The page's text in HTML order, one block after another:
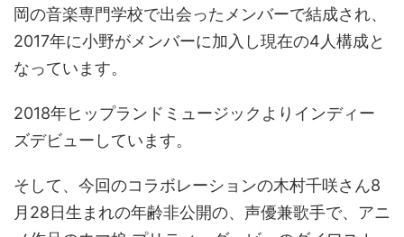
岡の音楽専門学校で出会ったメンバーで結成され、
2017年に小野がメンバーに加入し現在の4人構成と
なっています。
2018年ヒップランドミュージックよりインディー
ズデビューしています。
そして、今回のコラボレーションの木村千咲さん8
月28日生まれの年齢非公開の、声優兼歌手で、アニ